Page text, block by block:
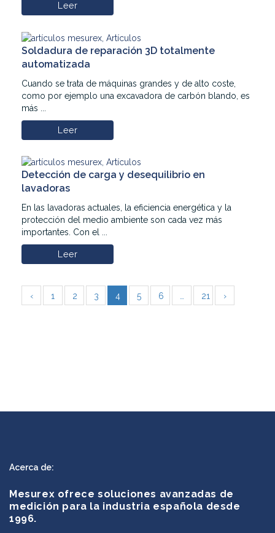
Leer
Soldadura de reparación 3D totalmente
automatizada
Cuando se trata de máquinas grandes y de alto coste,
como por ejemplo una excavadora de carbón blando, es
más ...
Leer
Detección de carga y desequilibrio en
lavadoras
En las lavadoras actuales, la eficiencia energética y la
protección del medio ambiente son cada vez más
importantes. Con el ...
Leer
‹ 1 2 3 4 5 6 21 ›
Acerca de:
Mesurex ofrece soluciones avanzadas de
medición para la industria española desde
1996.